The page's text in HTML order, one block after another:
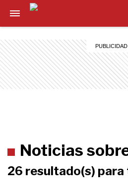
Noticias
26 resultado(s) para